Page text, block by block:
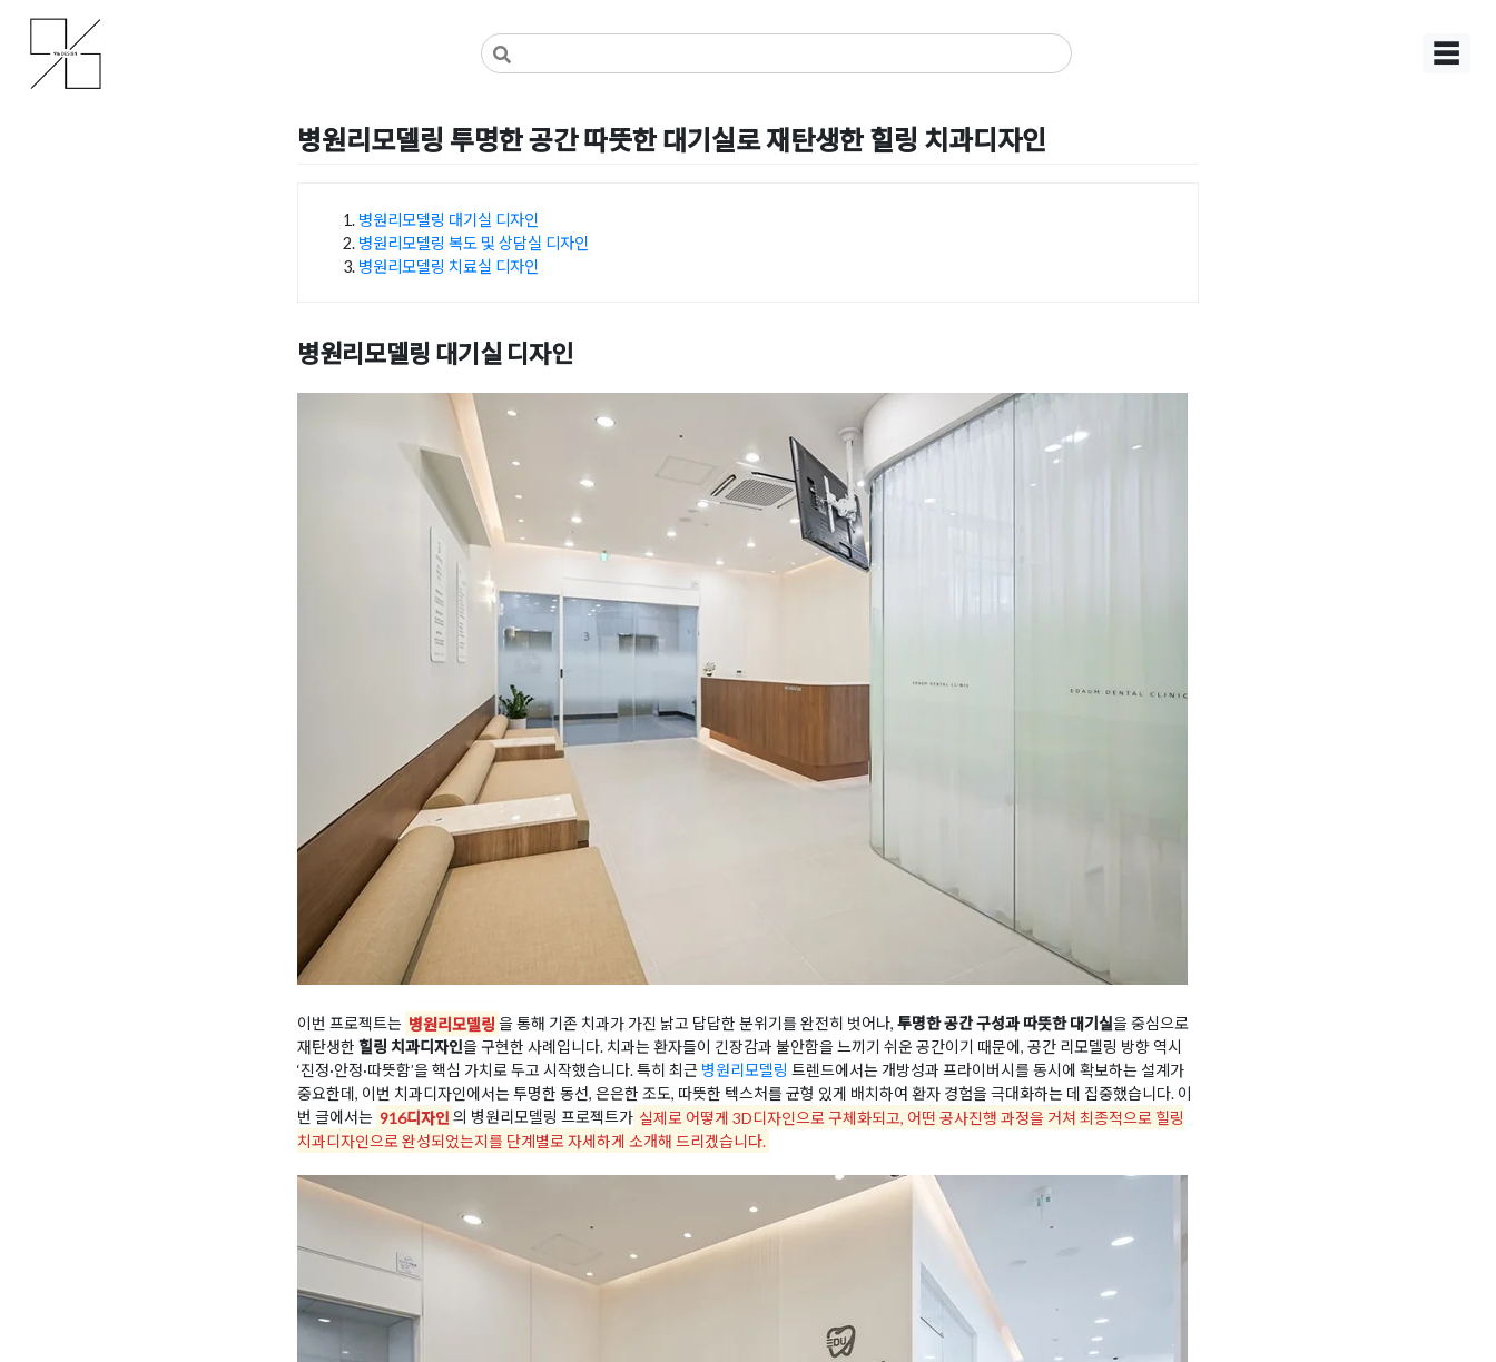
content
사무실인테리어 디자인 공사 비용견적 플랫폼
사무실인테리어 916
☰
병원리모델링 투명한 공간 따뜻한 대기실로 재탄생한 힐링 치과디자인
병원리모델링 대기실 디자인
병원리모델링 복도 및 상담실 디자인
병원리모델링 치료실 디자인
병원리모델링 대기실 디자인
이번 프로젝트는 병원리모델링 을 통해 기존 치과가 가진 낡고 답답한 분위기를 완전히 벗어나, 투명한 공간 구성과 따뜻한 대기실을 중심으로
재탄생한 힐링 치과디자인을 구현한 사례입니다. 치과는 환자들이 긴장감과 불안함을 느끼기 쉬운 공간이기 때문에, 공간 리모델링 방향 역시
‘진정·안정·따뜻함’을 핵심 가치로 두고 시작했습니다. 특히 최근 병원리모델링 트렌드에서는 개방성과 프라이버시를 동시에 확보하는 설계가
중요한데, 이번 치과디자인에서는 투명한 동선, 은은한 조도, 따뜻한 텍스처를 균형 있게 배치하여 환자 경험을 극대화하는 데 집중했습니다. 이
번 글에서는 916디자인 의 병원리모델링 프로젝트가 실제로 어떻게 3D디자인으로 구체화되고, 어떤 공사진행 과정을 거쳐 최종적으로 힐링
치과디자인으로 완성되었는지를 단계별로 자세하게 소개해 드리겠습니다.